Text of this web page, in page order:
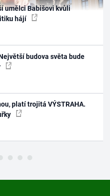
umělci Babišovi kvůli
hájí
budova světa bude
platí trojitá VÝSTRAHA.